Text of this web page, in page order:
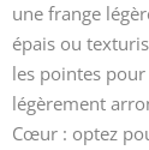
une frange
épais ou
les pointes
légèrement
Cœur : optez